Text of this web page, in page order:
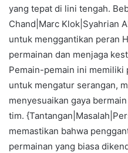
yang tepat di lini tengah.
Chand|Marc Klok|Syahrian
untuk menggantikan peran
permainan dan menjaga
Pemain-pemain ini memiliki
untuk mengatur serangan,
menyesuaikan gaya
tim.
memastikan bahwa
permainan yang biasa